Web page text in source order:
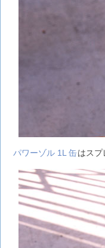
パワーゾル 1L 缶はス